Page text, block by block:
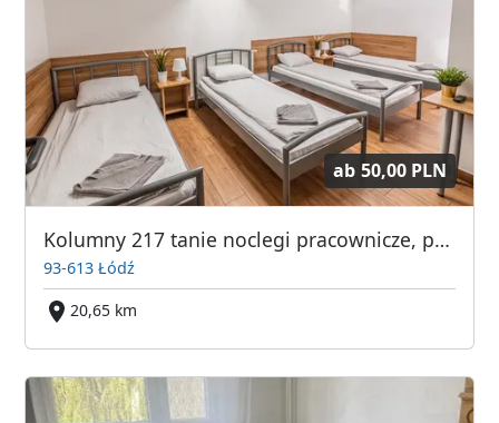
ab 50,00 PLN
Kolumny 217 tanie noclegi pracownicze, parking
93-613 Łódź
20,65 km